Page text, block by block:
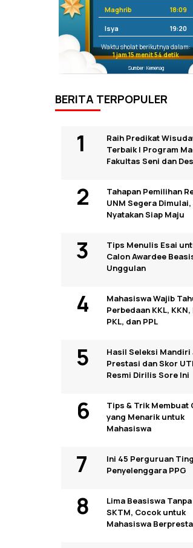
Maghrib 18:09
Isya 19:20
Waktu sholat berikutnya dalam:
1 jam 15 menit 53 detik
Sumber: Kemenag
BERITA TERPOPULER
Raih Predikat
Terbaik I Program
Fakultas Seni dan
Tahapan Pemilihan
UNM Segera Dimulai,
Nyatakan Siap Maju
Tips Menulis Esai
Calon Awardee
Unggulan
Mahasiswa Wajib
Perbedaan KKL, KKN,
PKL, dan PPL
Hasil Seleksi
Prestasi dan Skor
Resmi Dirilis Sore Ini
Tips & Trik Membuat
yang Menarik untuk
Mahasiswa
Ini 45 Perguruan
Penyelenggara PPG
Lima Beasiswa
SKTM, Cocok untuk
Mahasiswa